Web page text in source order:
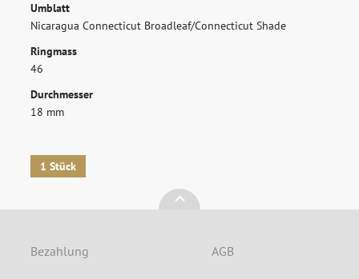
Umblatt
Nicaragua Connecticut Broadleaf/Connecticut Shade
Ringmass
46
Durchmesser
18 mm
1 Stück
Bezahlung AGB